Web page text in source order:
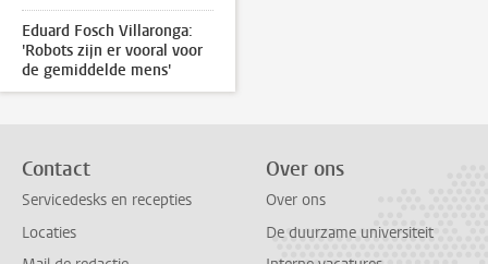
Eduard Fosch Villaronga:
'Robots zijn er vooral voor
de gemiddelde mens'
Contact
Servicedesks en recepties
Locaties
Over ons
Over ons
De duurzame universiteit